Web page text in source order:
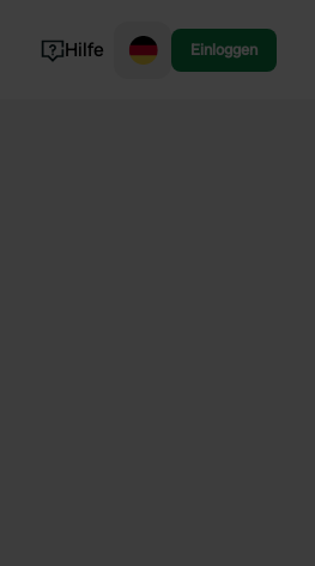
Hilfe Einloggen